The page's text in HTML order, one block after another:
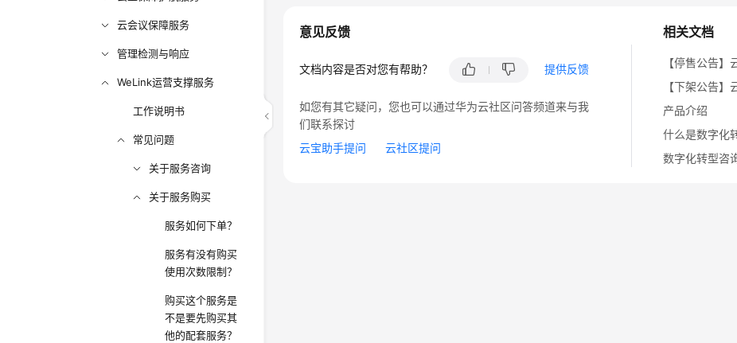
云会议保障服务
管理检测与响应
WeLink运营支撑服务
工作说明书
常见问题
关于服务咨询
关于服务购买
服务如何下单？
服务有没有购买
使用次数限制？
购买这个服务是
不是要先购买其
他的配套服务？
相关文档
【停售公告
【下架公告
产品介绍
什么是数字化
数字化转型咨
意见反馈
文档内容是否对您有帮助？ 提供反馈
如您有其它疑问，您也可以通过华为云社区问答频道来与我
们联系探讨
云宝助手提问
云社区提问